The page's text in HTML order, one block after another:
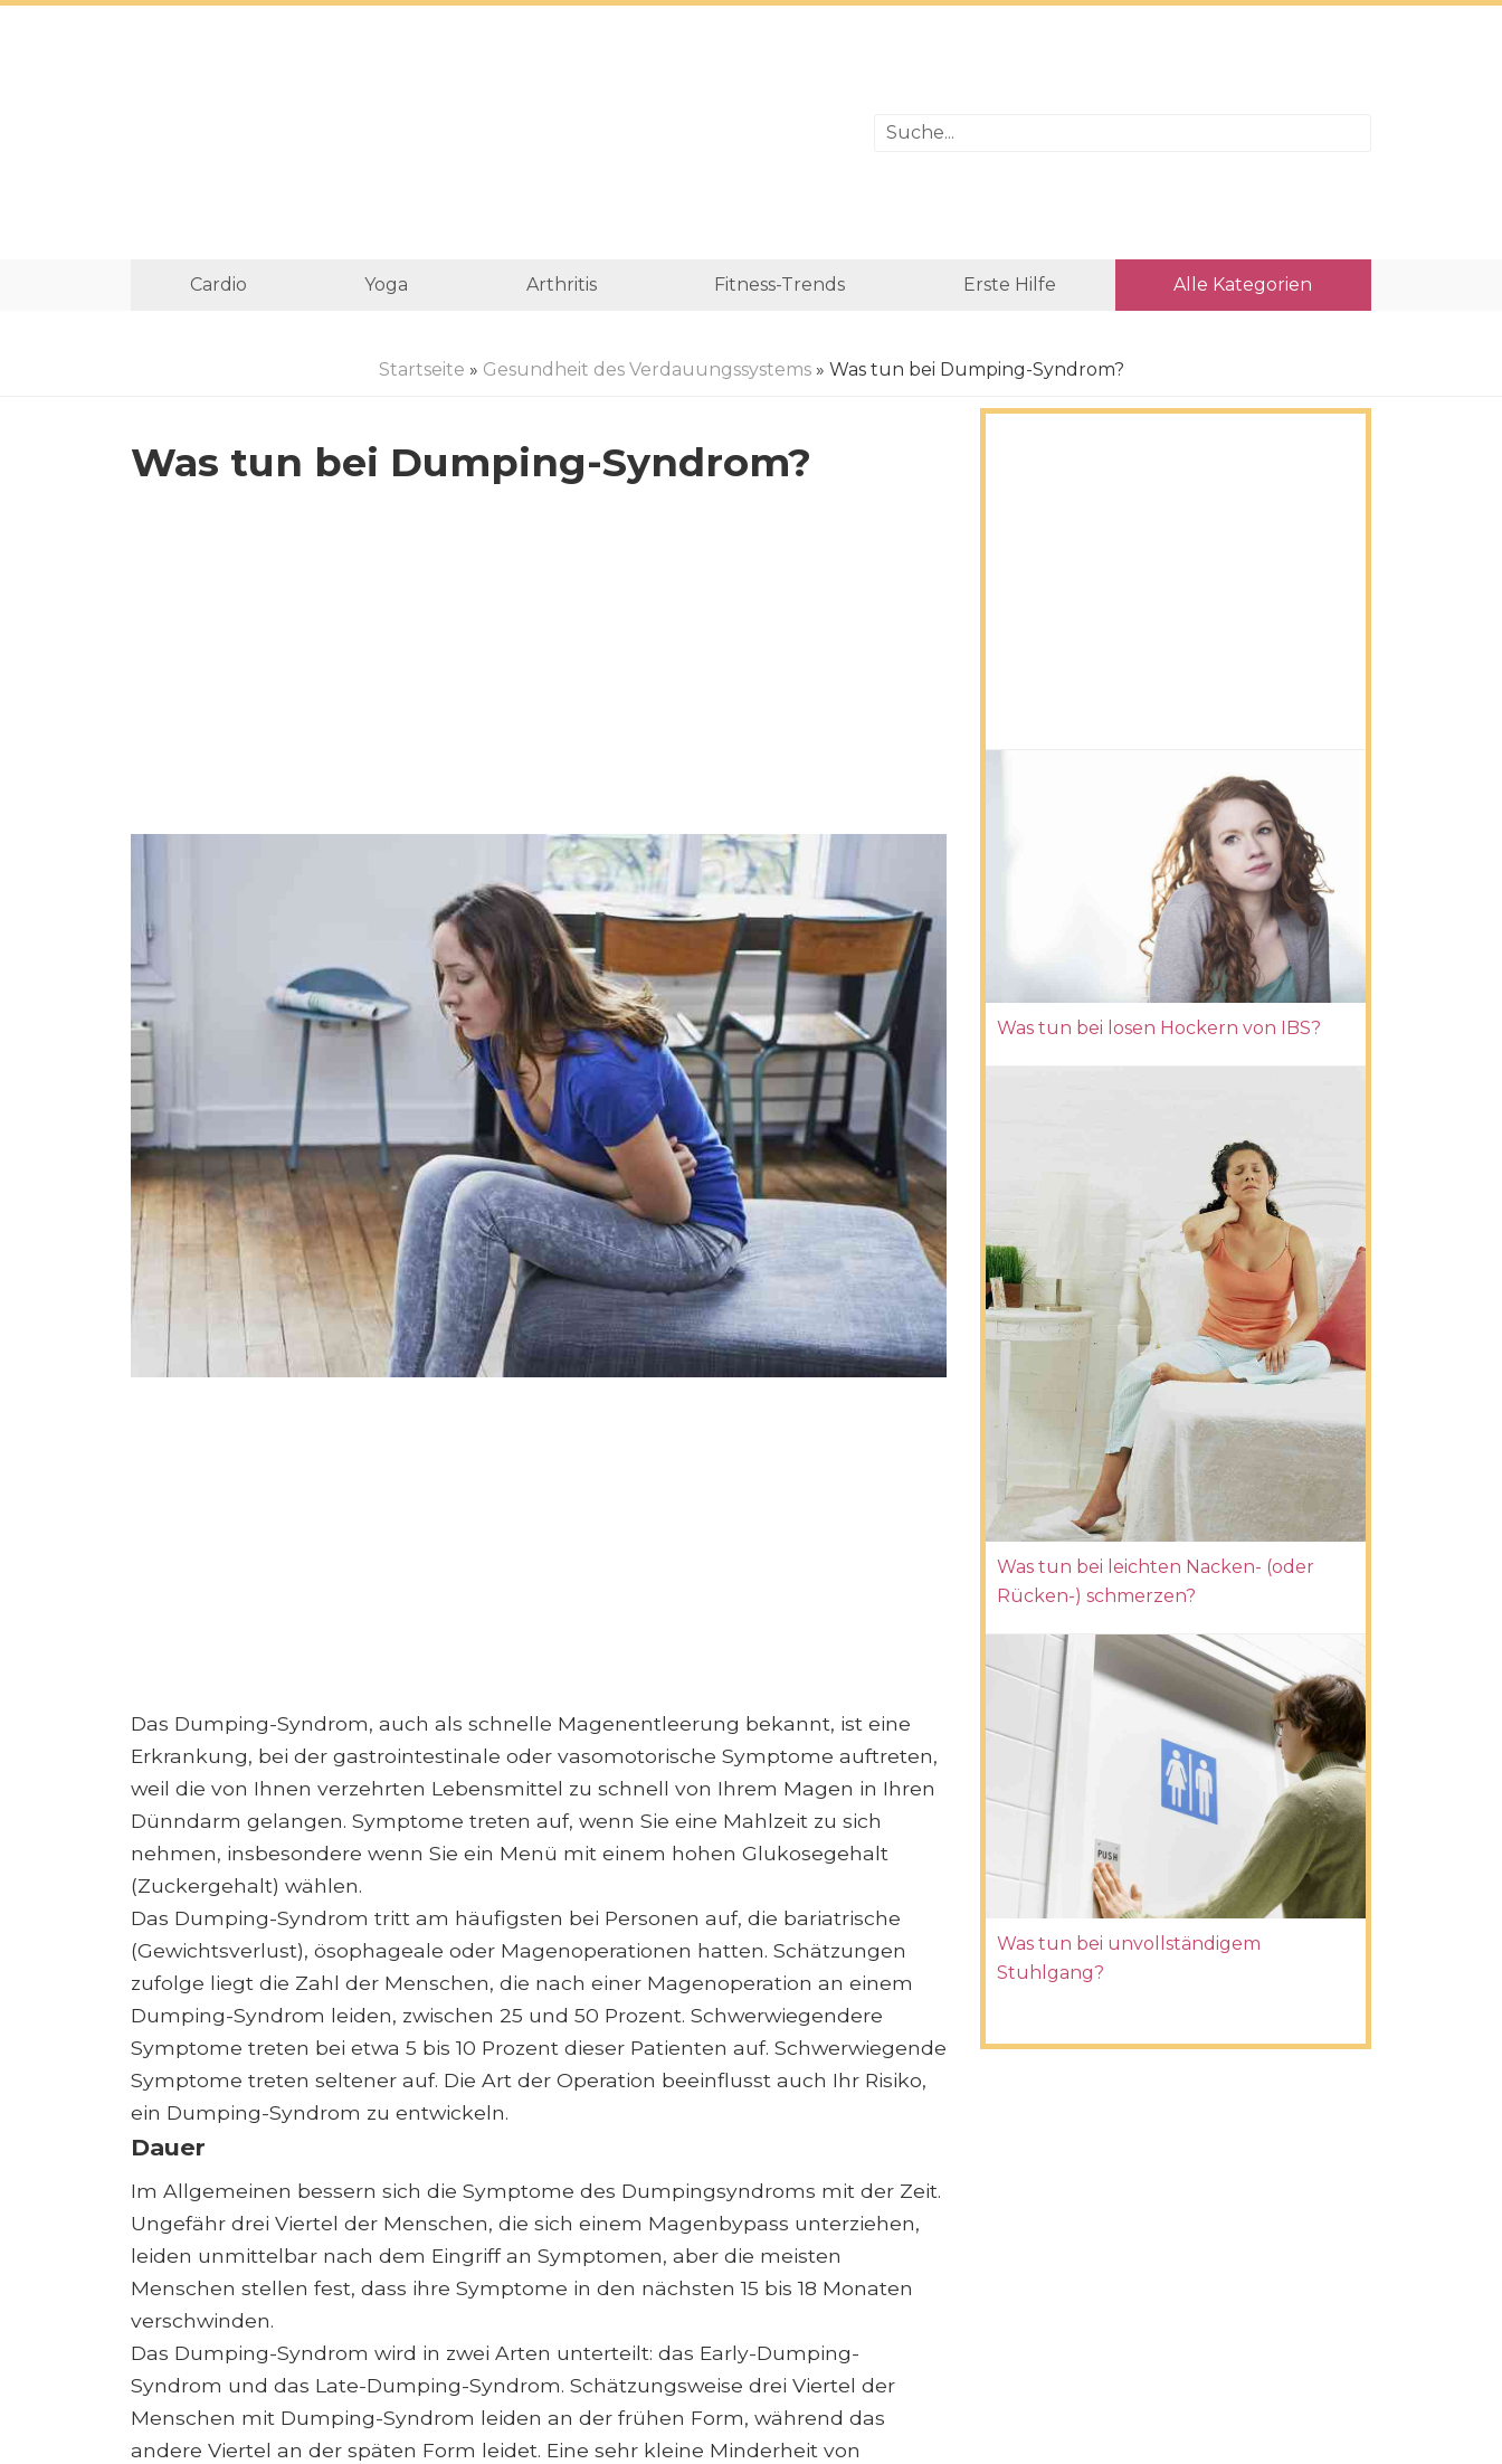
Cardio Yoga Arthritis Fitness-Trends Erste Hilfe Alle Kategorien
Startseite » Gesundheit des Verdauungssystems» Was tun bei Dumping-Syndrom?
Was tun bei Dumping-Syndrom?
Das Dumping-Syndrom, auch als schnelle Magenentleerung bekannt, ist eine
Erkrankung, bei der gastrointestinale oder vasomotorische Symptome auftreten,
weil die von Ihnen verzehrten Lebensmittel zu schnell von Ihrem Magen in Ihren
Dünndarm gelangen. Symptome treten auf, wenn Sie eine Mahlzeit zu sich
nehmen, insbesondere wenn Sie ein Menü mit einem hohen Glukosegehalt
(Zuckergehalt) wählen.
Das Dumping-Syndrom tritt am häufigsten bei Personen auf, die bariatrische
(Gewichtsverlust), ösophageale oder Magenoperationen hatten. Schätzungen
zufolge liegt die Zahl der Menschen, die nach einer Magenoperation an einem
Dumping-Syndrom leiden, zwischen 25 und 50 Prozent. Schwerwiegendere
Symptome treten bei etwa 5 bis 10 Prozent dieser Patienten auf. Schwerwiegende
Symptome treten seltener auf. Die Art der Operation beeinflusst auch Ihr Risiko,
ein Dumping-Syndrom zu entwickeln.
Dauer
Im Allgemeinen bessern sich die Symptome des Dumpingsyndroms mit der Zeit.
Ungefähr drei Viertel der Menschen, die sich einem Magenbypass unterziehen,
leiden unmittelbar nach dem Eingriff an Symptomen, aber die meisten
Menschen stellen fest, dass ihre Symptome in den nächsten 15 bis 18 Monaten
verschwinden.
Das Dumping-Syndrom wird in zwei Arten unterteilt: das Early-Dumping-
Syndrom und das Late-Dumping-Syndrom. Schätzungsweise drei Viertel der
Menschen mit Dumping-Syndrom leiden an der frühen Form, während das
andere Viertel an der späten Form leidet. Eine sehr kleine Minderheit von
Was tun bei losen Hockern von IBS?
Was tun bei leichten Nacken- (oder
Rücken-) schmerzen?
Was tun bei unvollständigem
Stuhlgang?